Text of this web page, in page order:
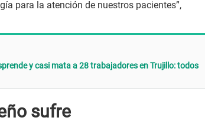
para la atención de nuestros pacientes”,
y casi mata a 28 trabajadores en Trujillo: todos
sufre